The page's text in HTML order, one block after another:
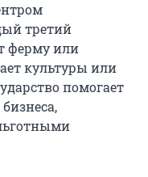
третий
ферму или
культуры или
помогает